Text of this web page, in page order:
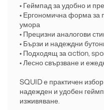
• Геймпад за удобно и
• Ергономична форма за
умора
• Прецизни аналогови
• Бързи и надеждни
• Подходящ за action,
• Лесно свързване и
SQUID е практичен
надежден и удобен
изживяване.